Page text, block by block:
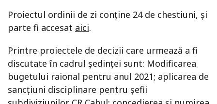
Proiectul ordinii de zi conține 24 de chestiuni, și
parte fi accesat aici.
Printre proiectele de decizii care urmează a fi
discutate în cadrul ședinței sunt: Modificarea
bugetului raional pentru anul 2021; aplicarea de
sancțiuni disciplinare pentru șefii